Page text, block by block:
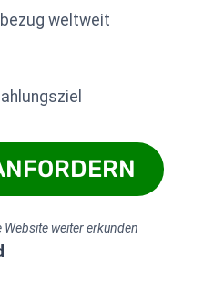
weltweit
Website weiter erkunden